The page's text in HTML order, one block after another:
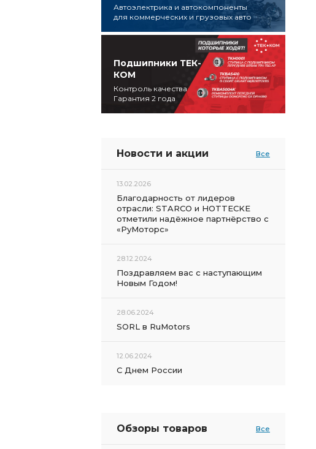
Автоэлектрика и автокомпоненты
для коммерческих и грузовых авто
Подшипники ТЕК-
КОМ
Контроль качества
Гарантия 2 года
Новости и акции Все
13.02.2026
Благодарность от лидеров
отрасли: STARCO и HOTTECKE
отметили надёжное партнёрство с
«РуМоторс»
28.12.2024
Поздравляем вас с наступающим
Новым Годом!
28.06.2024
SORL в RuMotors
12.06.2024
С Днем России
Обзоры товаров Все